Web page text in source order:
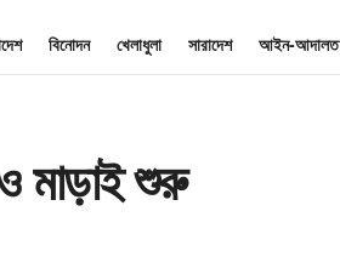
বিনোদন খেলাধুলা সারাদেশ আইন-আদালত
মাড়াই শুরু